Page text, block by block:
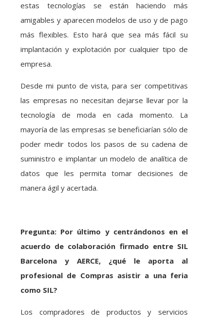
estas tecnologías se están haciendo más
amigables y aparecen modelos de uso y de pago
más flexibles. Esto hará que sea más fácil su
implantación y explotación por cualquier tipo de
empresa.
Desde mi punto de vista, para ser competitivas
las empresas no necesitan dejarse llevar por la
tecnología de moda en cada momento. La
mayoría de las empresas se beneficiarían sólo de
poder medir todos los pasos de su cadena de
suministro e implantar un modelo de analítica de
datos que les permita tomar decisiones de
manera ágil y acertada.
Pregunta: Por último y centrándonos en el
acuerdo de colaboración firmado entre SIL
Barcelona y AERCE, ¿qué le aporta al
profesional de Compras asistir a una feria
como SIL?
Los compradores de productos y servicios